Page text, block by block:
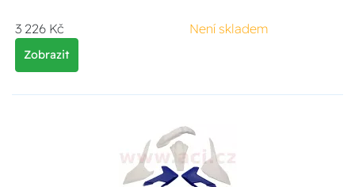
3 226 Kč Není skladem
Zobrazit